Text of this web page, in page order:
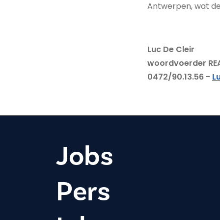
Antwerpen, wat
Luc De Cleir
woordvoerder
0472/90.13.56 -
Jobs
Pers